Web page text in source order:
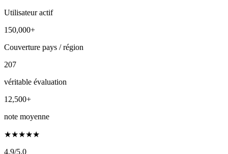
Utilisateur actif
150,000+
Couverture pays / région
207
véritable évaluation
12,500+
note moyenne
★★★★★
4.9/5.0